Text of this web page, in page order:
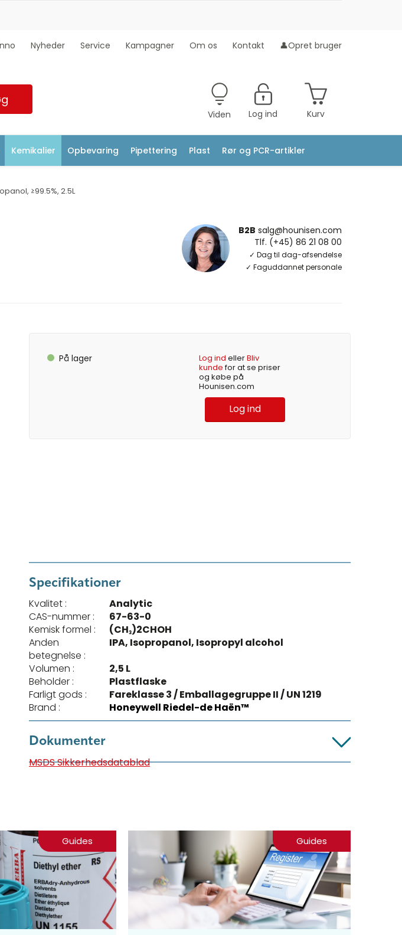
Nyheder Service Kampagner Om os Kontakt 👤Opret bruger
Viden Log ind Kurv
Kemikalier Opbevaring Pipettering Plast Rør og PCR-artikler
≥99.5%, 2.5L
B2B salg@hounisen.com
Tlf. (+45) 86 21 08 00
✓ Dag til dag-afsendelse
✓ Faguddannet personale
På lager Log ind ellerBliv
kundefor at se priser
og købe på
Hounisen.com
Log ind
Specifikationer
Kvalitet :
Analytic
CAS-nummer :
67-63-0
Kemisk formel :
(CH₃)2CHOH
Anden
betegnelse :
IPA, Isopropanol, Isopropyl alcohol
Volumen :
2,5 L
Beholder :
Plastflaske
Farligt gods :
Fareklasse 3 / Emballagegruppe II / UN 1219
Brand :
Honeywell Riedel-de Haën™
Dokumenter
MSDS Sikkerhedsdatablad
Guides Guides